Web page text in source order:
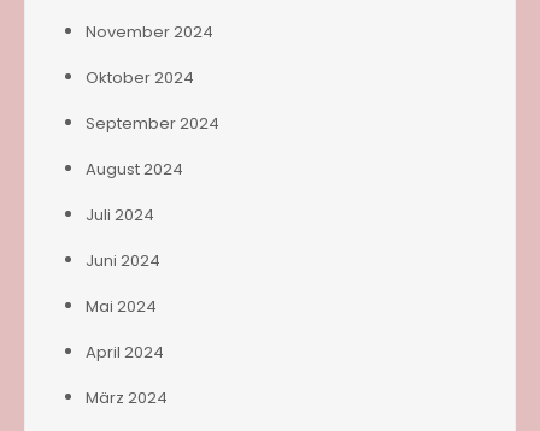
November 2024
Oktober 2024
September 2024
August 2024
Juli 2024
Juni 2024
Mai 2024
April 2024
März 2024